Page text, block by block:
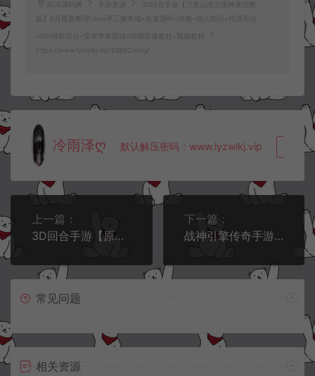
阿泽源码网 手游资源
3D回合手游【万灵山海之境神龙完整
版】6月最新整理Linux手工服务端+全套源码+跨服+假人陪玩+代理后台
+GM授权后台+安卓苹果双端+详细搭建教程+视频教程
https://www.lyzwlkj.vip/33692/syzy/
冷雨泽ღ 默认解压密码：www.lyzwlkj.vip 复
上一篇：
3D回合手游【原万灵山海之境多区跨服无验证版】5月最新整理Linux手工服务端+多区跨服+管理后台+GM授权后台+安卓苹果双端+详细搭建教程+视频教程
下一篇：
战神引擎传奇手游【185王者火龙三职业】6月最新整理Win一键服务端+GM授权后台+安卓苹果双端+详细搭建教程+视频教程
常见问题
相关资源